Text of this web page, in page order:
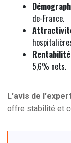
de-France.
5,6% nets.
L'avis de
offre stabilité et